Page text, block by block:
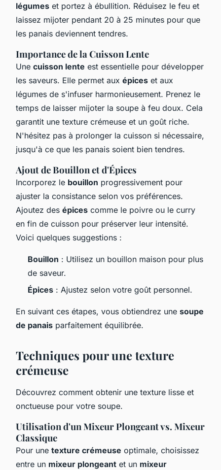
légumes et portez à ébullition. Réduisez le feu et
laissez mijoter pendant 20 à 25 minutes pour que
les panais deviennent tendres.
Importance de la Cuisson Lente
Une cuisson lente est essentielle pour développer
les saveurs. Elle permet aux épices et aux
légumes de s'infuser harmonieusement. Prenez le
temps de laisser mijoter la soupe à feu doux. Cela
garantit une texture crémeuse et un goût riche.
N'hésitez pas à prolonger la cuisson si nécessaire,
jusqu'à ce que les panais soient bien tendres.
Ajout de Bouillon et d'Épices
Incorporez le bouillon progressivement pour
ajuster la consistance selon vos préférences.
Ajoutez des épices comme le poivre ou le curry
en fin de cuisson pour préserver leur intensité.
Voici quelques suggestions :
Bouillon : Utilisez un bouillon maison pour plus
de saveur.
Épices : Ajustez selon votre goût personnel.
En suivant ces étapes, vous obtiendrez une soupe
de panais parfaitement équilibrée.
Techniques pour une texture
crémeuse
Découvrez comment obtenir une texture lisse et
onctueuse pour votre soupe.
Utilisation d'un Mixeur Plongeant vs. Mixeur
Classique
Pour une texture crémeuse optimale, choisissez
entre un mixeur plongeant et un mixeur